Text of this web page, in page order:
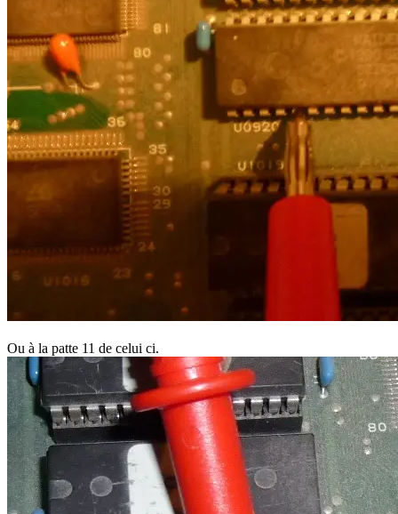
Ou à la patte 11 de celui ci.